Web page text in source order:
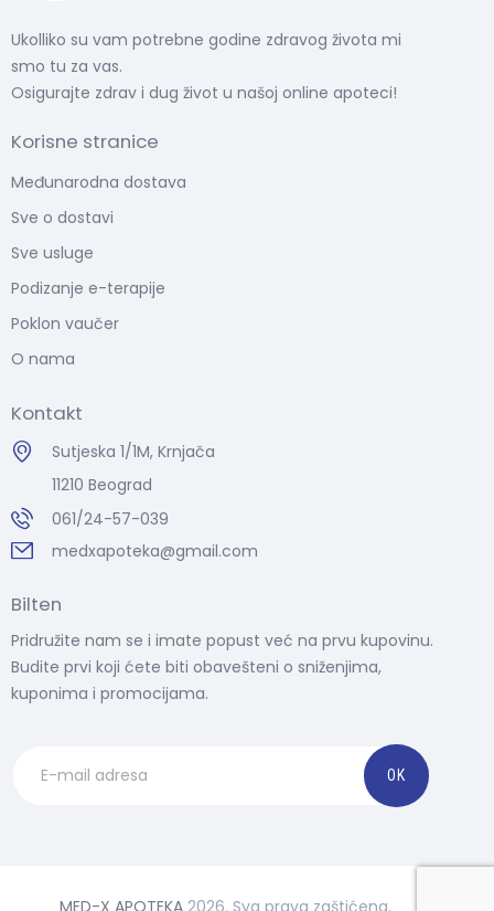
Ukolliko su vam potrebne godine zdravog života mi
smo tu za vas.
Osigurajte zdrav i dug život u našoj online apoteci!
Korisne stranice
Međunarodna dostava
Sve o dostavi
Sve usluge
Podizanje e-terapije
Poklon vaučer
O nama
Kontakt
Sutjeska 1/1M, Krnjača
11210 Beograd
061/24-57-039
medxapoteka@gmail.com
Bilten
Pridružite nam se i imate popust već na prvu kupovinu.
Budite prvi koji ćete biti obavešteni o sniženjima,
kuponima i promocijama.
MED-X APOTEKA2026. Sva prava zaštićena.